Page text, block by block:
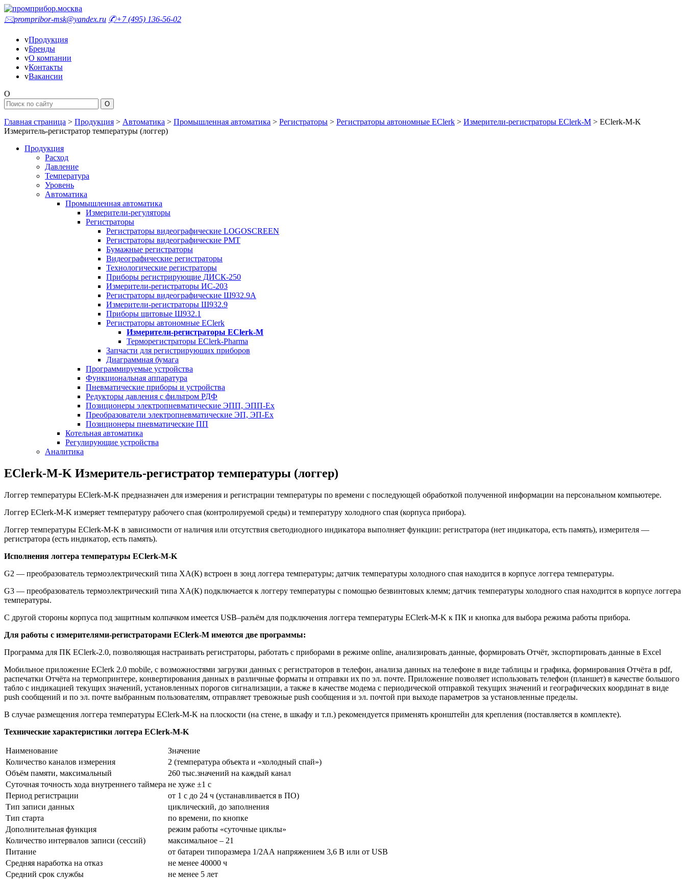
🖂prompribor-msk@yandex.ru ✆+7 (495) 136-56-02
vПродукция
vБренды
vО компании
vКонтакты
vВакансии
O
Главная страница > Продукция > Автоматика > Промышленная автоматика > Регистраторы > Регистраторы автономные EClerk > Измерители-регистраторы EClerk-M > EClerk-M-K
Измеритель-регистратор температуры (логгер)
Продукция
Расход
Давление
Температура
Уровень
Автоматика
Промышленная автоматика
Измерители-регуляторы
Регистраторы
Регистраторы видеографические LOGOSCREEN
Регистраторы видеографические РМТ
Бумажные регистраторы
Видеографические регистраторы
Технологические регистраторы
Приборы регистрирующие ДИСК-250
Измерители-регистраторы ИС-203
Регистраторы видеографические Ш932.9А
Измерители-регистраторы Ш932.9
Приборы щитовые Ш932.1
Регистраторы автономные EClerk
Измерители-регистраторы EClerk-M
Терморегистраторы EClerk-Pharma
Запчасти для регистрирующих приборов
Диаграммная бумага
Программируемые устройства
Функциональная аппаратура
Пневматические приборы и устройства
Редукторы давления с фильтром РДФ
Позиционеры электропневматические ЭПП, ЭПП-Ех
Преобразователи электропневматические ЭП, ЭП-Ех
Позиционеры пневматические ПП
Котельная автоматика
Регулирующие устройства
Аналитика
EClerk-M-K Измеритель-регистратор температуры (логгер)
Логгер температуры EClerk-M-K предназначен для измерения и регистрации температуры по времени с последующей обработкой полученной информации на персональном компьютере.
Логгер EClerk-M-K измеряет температуру рабочего спая (контролируемой среды) и температуру холодного спая (корпуса прибора).
Логгер температуры EClerk-M-K в зависимости от наличия или отсутствия светодиодного индикатора выполняет функции: регистратора (нет индикатора, есть память), измерителя —
регистратора (есть индикатор, есть память).
Исполнения логгера температуры EClerk-M-K
G2 — преобразователь термоэлектрический типа ХА(К) встроен в зонд логгера температуры; датчик температуры холодного спая находится в корпусе логгера температуры.
G3 — преобразователь термоэлектрический типа ХА(К) подключается к логгеру температуры с помощью безвинтовых клемм; датчик температуры холодного спая находится в корпусе логгера
температуры.
С другой стороны корпуса под защитным колпачком имеется USB–разъём для подключения логгера температуры EClerk-M-K к ПК и кнопка для выбора режима работы прибора.
Для работы с измерителями-регистраторами EClerk-M имеются две программы:
Программа для ПК EClerk-2.0, позволяющая настраивать регистраторы, работать с приборами в режиме online, анализировать данные, формировать Отчёт, экспортировать данные в Excel
Мобильное приложение EClerk 2.0 mobile, с возможностями загрузки данных с регистраторов в телефон, анализа данных на телефоне в виде таблицы и графика, формирования Отчёта в pdf,
распечатки Отчёта на термопринтере, конвертирования данных в различные форматы и отправки их по эл. почте. Приложение позволяет использовать телефон (планшет) в качестве большого
табло с индикацией текущих значений, установленных порогов сигнализации, а также в качестве модема с периодической отправкой текущих значений и географических координат в виде
push сообщений и по эл. почте выбранным пользователям, отправляет тревожные push сообщения и эл. почтой при выходе параметров за установленные пределы.
В случае размещения логгера температуры EClerk-M-K на плоскости (на стене, в шкафу и т.п.) рекомендуется применять кронштейн для крепления (поставляется в комплекте).
Технические характеристики логгера EClerk-M-K
Наименование
Значение
Количество каналов измерения
2 (температура объекта и «холодный спай»)
Объём памяти, максимальный
260 тыс.значений на каждый канал
Суточная точность хода внутреннего таймера не хуже ±1 с
Период регистрации
от 1 с до 24 ч (устанавливается в ПО)
Тип записи данных
циклический, до заполнения
Тип старта
по времени, по кнопке
Дополнительная функция
режим работы «суточные циклы»
Количество интервалов записи (сессий)
максимальное – 21
Питание
от батареи типоразмера 1/2АА напряжением 3,6 В или от USB
Средняя наработка на отказ
не менее 40000 ч
Средний срок службы
не менее 5 лет